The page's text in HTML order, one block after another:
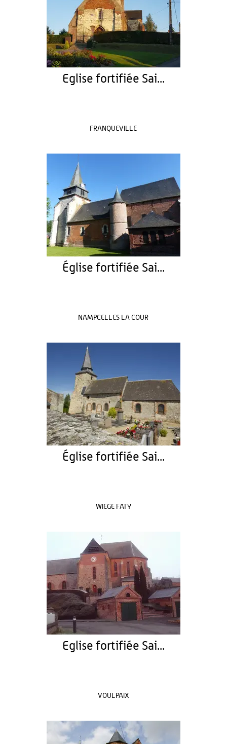
Eglise fortifiée Sai...
FRANQUEVILLE
Église fortifiée Sai...
NAMPCELLES LA COUR
Église fortifiée Sai...
WIEGE FATY
Eglise fortifiée Sai...
VOULPAIX